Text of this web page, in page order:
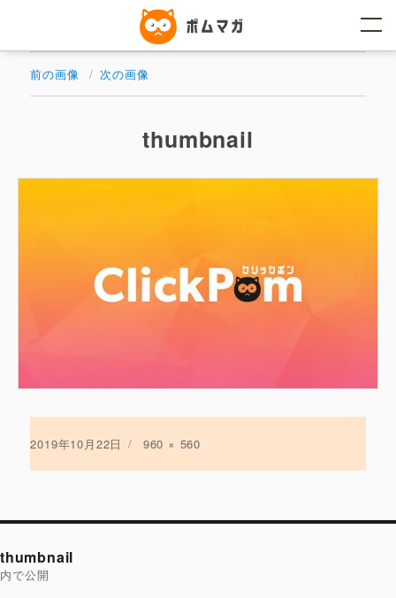
ン
前の画像 次の画像
thumbnail
投
2019年10月22日
フ
ズ
960 × 560
投
ナ
ビ
ゲ
thumbnail
内で公開